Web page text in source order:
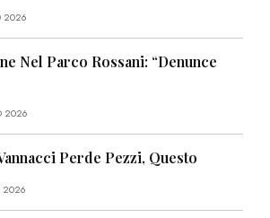
2026
Nel Parco Rossani: “Denunce
2026
Perde Pezzi, Questo
2026